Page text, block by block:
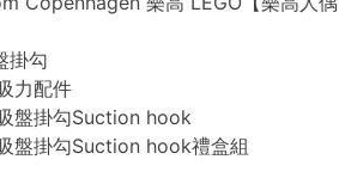
掛勾
力配件
盤掛勾Suction hook
盤掛勾Suction hook禮盒組